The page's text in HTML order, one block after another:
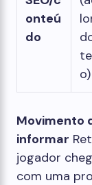
onteú
do
o)
Movimento
informar
jogador
com uma